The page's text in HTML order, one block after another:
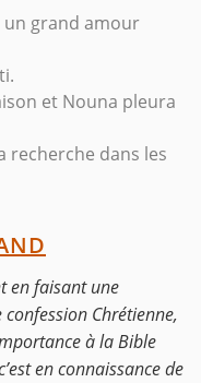
un grand amour
et Nouna pleura
recherche dans les
en faisant une
Chrétienne,
à la Bible
en connaissance de